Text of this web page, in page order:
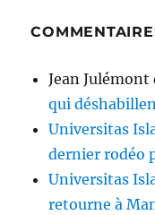
Jean Julémont
qui
Universitas
dernier rodéo
Universitas
retourne à